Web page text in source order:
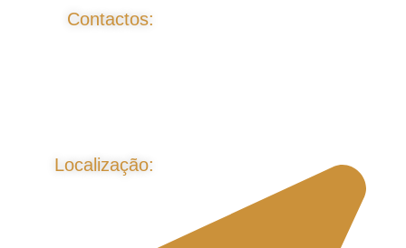
Contactos:
Localização: